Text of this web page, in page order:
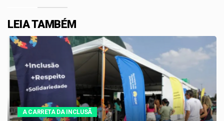
LEIA TAMBÉM
A CARRETA DA INCLUSÃ